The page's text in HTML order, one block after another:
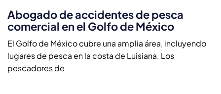
Abogado de accidentes de pesca
comercial en el Golfo de México
El Golfo de México cubre una amplia área, incluyendo
lugares de pesca en la costa de Luisiana. Los
pescadores de